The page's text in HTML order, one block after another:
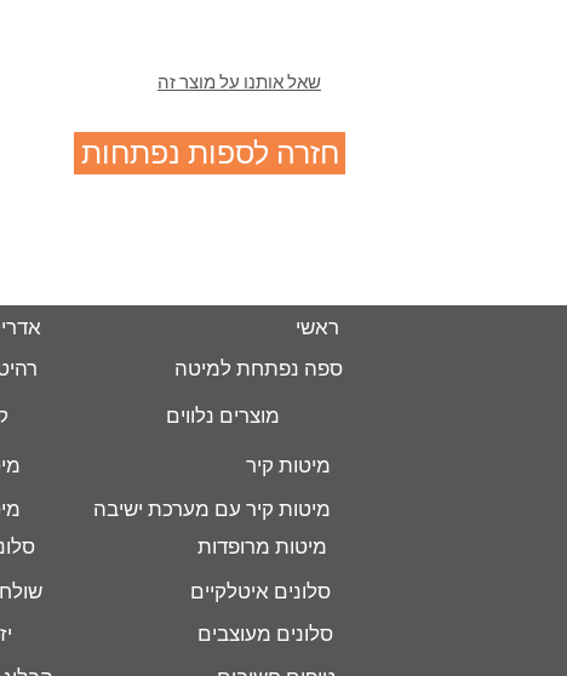
שאל אותנו על מוצר זה
חזרה לספות נפתחות
ראשי
ספה נפתחת למיטה
מוצרים נלווים
מיטות קיר
מיטות קיר עם מערכת ישיבה
מיטות מרופדות
סלונים איטלקיים
סלונים מעוצבים